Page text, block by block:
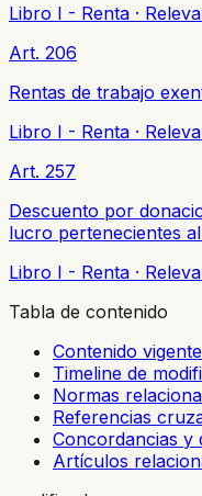
Libro I - Renta ·
Art. 206
Rentas de trabajo
Libro I - Renta ·
Art. 257
Descuento por
lucro pertenecientes
Libro I - Renta ·
Tabla de contenido
Contenido vigente
Timeline de
Normas
Referencias
Concordancias y
Artículos